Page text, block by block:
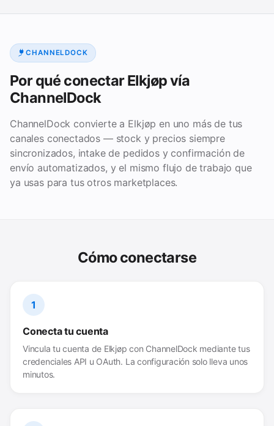
CHANNELDOCK
Por qué conectar Elkjøp vía
ChannelDock
ChannelDock convierte a Elkjøp en uno más de tus
canales conectados — stock y precios siempre
sincronizados, intake de pedidos y confirmación de
envío automatizados, y el mismo flujo de trabajo que
ya usas para tus otros marketplaces.
Cómo conectarse
1
Conecta tu cuenta
Vincula tu cuenta de Elkjøp con ChannelDock mediante tus
credenciales API u OAuth. La configuración solo lleva unos
minutos.